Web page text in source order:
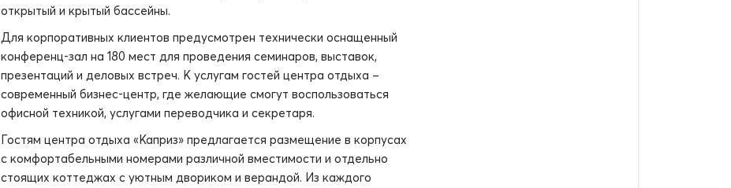
открытый и крытый бассейны.
Для корпоративных клиентов предусмотрен технически оснащенный
конференц-зал на 180 мест для проведения семинаров, выставок,
презентаций и деловых встреч. К услугам гостей центра отдыха –
современный бизнес-центр, где желающие смогут воспользоваться
офисной техникой, услугами переводчика и секретаря.
Гостям центра отдыха «Каприз» предлагается размещение в корпусах
с комфортабельными номерами различной вместимости и отдельно
стоящих коттеджах с уютным двориком и верандой. Из каждого